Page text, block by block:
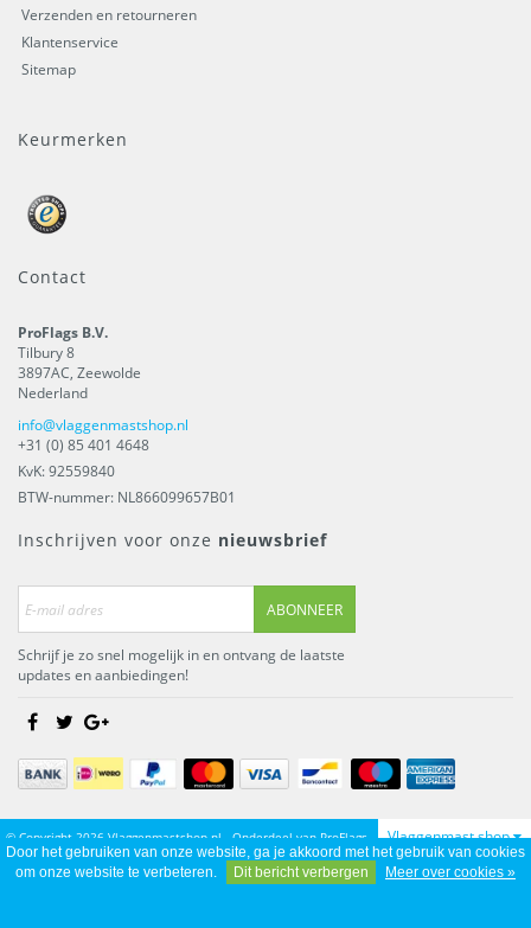
Verzenden en retourneren
Klantenservice
Sitemap
Keurmerken
Contact
ProFlags B.V.
Tilbury 8
3897AC, Zeewolde
Nederland
info@vlaggenmastshop.nl
+31 (0) 85 401 4648
KvK: 92559840
BTW-nummer: NL866099657B01
Inschrijven voor onze nieuwsbrief
ABONNEER
Schrijf je zo snel mogelijk in en ontvang de laatste
updates en aanbiedingen!
Vlaggenmast shop
© Copyright 2026 Vlaggenmastshop.nl - Onderdeel van ProFlags
BV
Door het gebruiken van onze website, ga je akkoord met het gebruik van cookies
om onze website te verbeteren.
Dit bericht verbergen Meer over cookies »